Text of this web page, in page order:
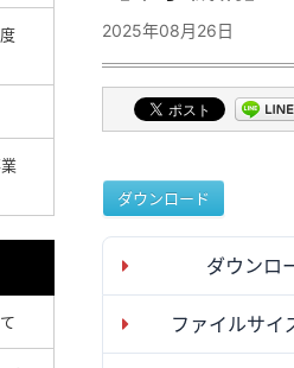
2025年08月26日
ダウンロード
ダウンロ
ファイルサイ
度